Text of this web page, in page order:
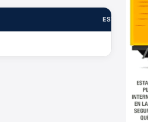
ESTADO